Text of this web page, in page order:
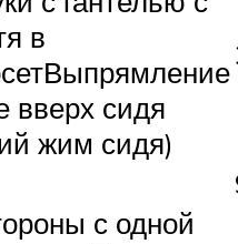
в
вверх сидя
жим сидя)
с одной